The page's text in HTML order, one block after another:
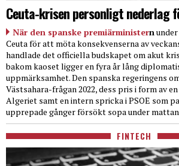
Ceuta-krisen personligt nederlag
När den spanske premiärministern
Ceuta för att möta konsekvenserna av
handlade det officiella budskapet om akut
bakom kaoset ligger en fyra år lång
uppmärksamhet. Den spanska regeringens
Västsahara-frågan 2022, dess pris i form av
Algeriet samt en intern spricka i PSOE som
upprepade gånger försökt sopa under
FINTECH